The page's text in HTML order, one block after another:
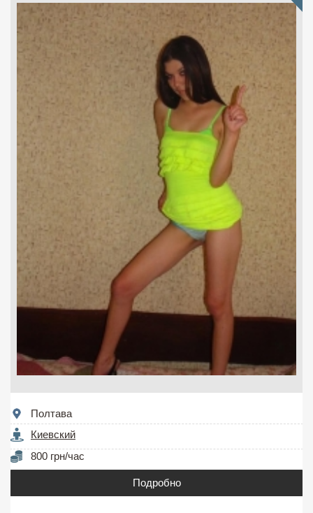
Полтава
Киевский
800 грн/час
Подробно